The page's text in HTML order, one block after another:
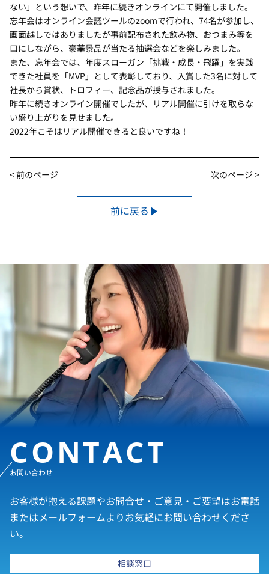
ない」という想いで、昨年に続きオンラインにて開催しました。
忘年会はオンライン会議ツールのzoomで行われ、74名が参加し、
画面越しではありましたが事前配布された飲み物、おつまみ等を
口にしながら、豪華景品が当たる抽選会などを楽しみました。
また、忘年会では、年度スローガン「挑戦・成長・飛躍」を実践
できた社員を「MVP」として表彰しており、入賞した3名に対して
社長から賞状、トロフィー、記念品が授与されました。
昨年に続きオンライン開催でしたが、リアル開催に引けを取らな
い盛り上がりを見せました。
2022年こそはリアル開催できると良いですね！
< 前のページ 次のページ >
前に戻る
CONTACT
お問い合わせ
お客様が抱える課題やお問合せ・ご意見・ご要望はお電話
またはメールフォームよりお気軽にお問い合わせくださ
い。
相談窓口